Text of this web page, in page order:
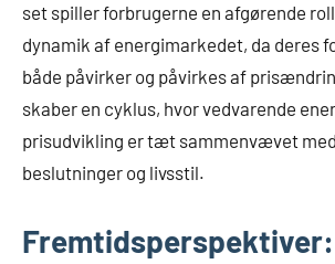
set spiller forbrugerne en afgørende
dynamik af energimarkedet, da deres
både påvirker og påvirkes af
skaber en cyklus, hvor vedvarende
prisudvikling er tæt sammenvævet
beslutninger og livsstil.
Fremtidsperspektiver: